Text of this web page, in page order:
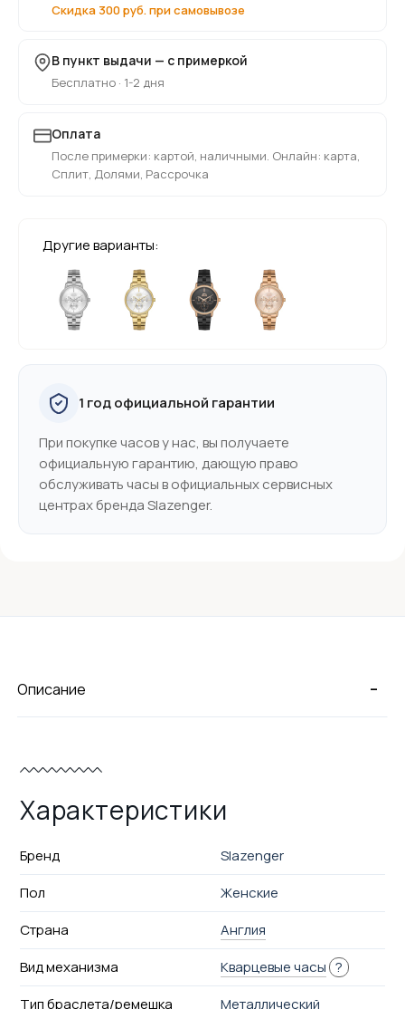
Скидка 300 руб. при самовывозе
В пункт выдачи — с примеркой
Бесплатно · 1-2 дня
Оплата
После примерки: картой, наличными. Онлайн: карта,
Сплит, Долями, Рассрочка
Другие варианты:
1 год официальной гарантии
При покупке часов у нас, вы получаете
официальную гарантию, дающую право
обслуживать часы в официальных сервисных
центрах бренда Slazenger.
-
Описание
Характеристики
Бренд
Slazenger
Пол
Женские
Страна
Англия
Вид механизма
Кварцевые часы ?
Тип браслета/ремешка
Металлический